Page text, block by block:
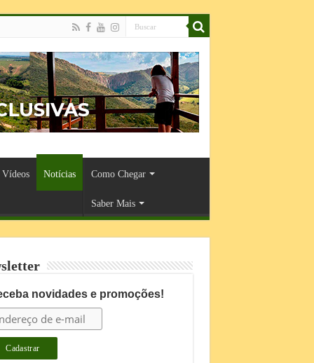
Vídeos Notícias Como Chegar
Saber Mais
novidades e promoções!